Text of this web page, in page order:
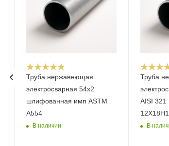
Труба нержавеющая
электросварная 54x2
шлифованная имп ASTM
A554
В наличии
Труба
AISI 321
В